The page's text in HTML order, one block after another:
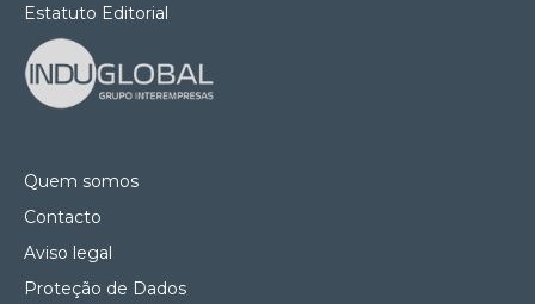
Estatuto Editorial
Quem somos
Contacto
Aviso legal
Proteção de Dados